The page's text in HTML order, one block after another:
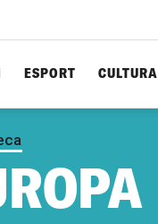
ESPORT CULTURA